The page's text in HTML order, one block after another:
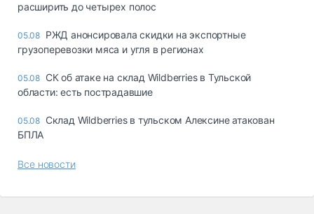
расширить до четырех полос
05.08 РЖД анонсировала скидки на экспортные
грузоперевозки мяса и угля в регионах
05.08 СК об атаке на склад Wildberries в Тульской
области: есть пострадавшие
05.08 Склад Wildberries в тульском Алексине атакован
БПЛА
Все новости